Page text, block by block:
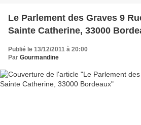
Le Parlement des Graves 9
Sainte Catherine, 33000
Publié le 13/12/2011 à 20:00
Par Gourmandine